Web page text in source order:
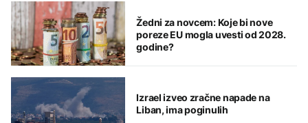
Žedni za novcem: Koje bi nove
poreze EU mogla uvesti od 2028.
godine?
Izrael izveo zračne napade na
Liban, ima poginulih